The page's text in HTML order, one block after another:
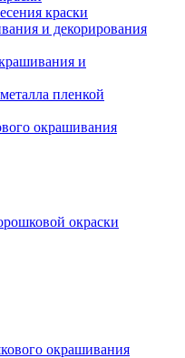
краски
и декорирования
и
пленкой
окрашивания
окраски
окрашивания